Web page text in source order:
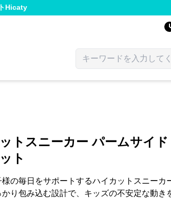
Hicaty
トスニーカー パームサイ
ト
の毎日をサポートするハイカットスニーカ
かり包み込む設計で、キッズの不安定な動き